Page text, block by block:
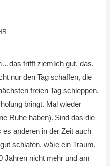
trifft ziemlich gut, das,
nur den Tag schaffen, die
freien Tag schleppen,
bringt. Mal wieder
Ruhe haben). Sind das die
anderen in der Zeit auch
schlafen, wäre ein Traum,
Jahren nicht mehr und am